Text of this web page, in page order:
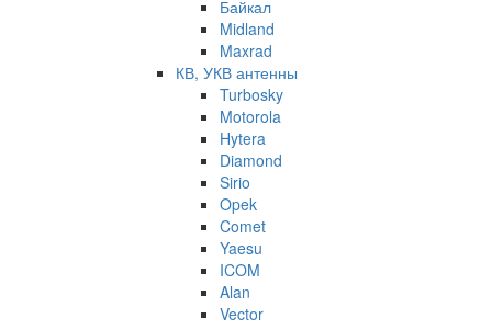
Байкал
Midland
Maxrad
КВ, УКВ антенны
Turbosky
Motorola
Hytera
Diamond
Sirio
Opek
Comet
Yaesu
ICOM
Alan
Vector